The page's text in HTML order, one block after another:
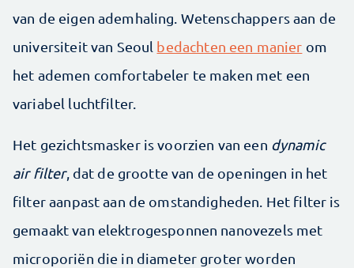
van de eigen ademhaling. Wetenschappers aan de
universiteit van Seoul bedachten een manier om
het ademen comfortabeler te maken met een
variabel luchtfilter.
Het gezichtsmasker is voorzien van een dynamic
air filter, dat de grootte van de openingen in het
filter aanpast aan de omstandigheden. Het filter is
gemaakt van elektrogesponnen nanovezels met
microporiën die in diameter groter worden